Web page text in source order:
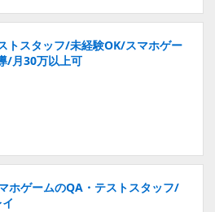
トスタッフ/未経験OK/スマホゲー
/月30万以上可
ホゲームのQA・テストスタッフ/